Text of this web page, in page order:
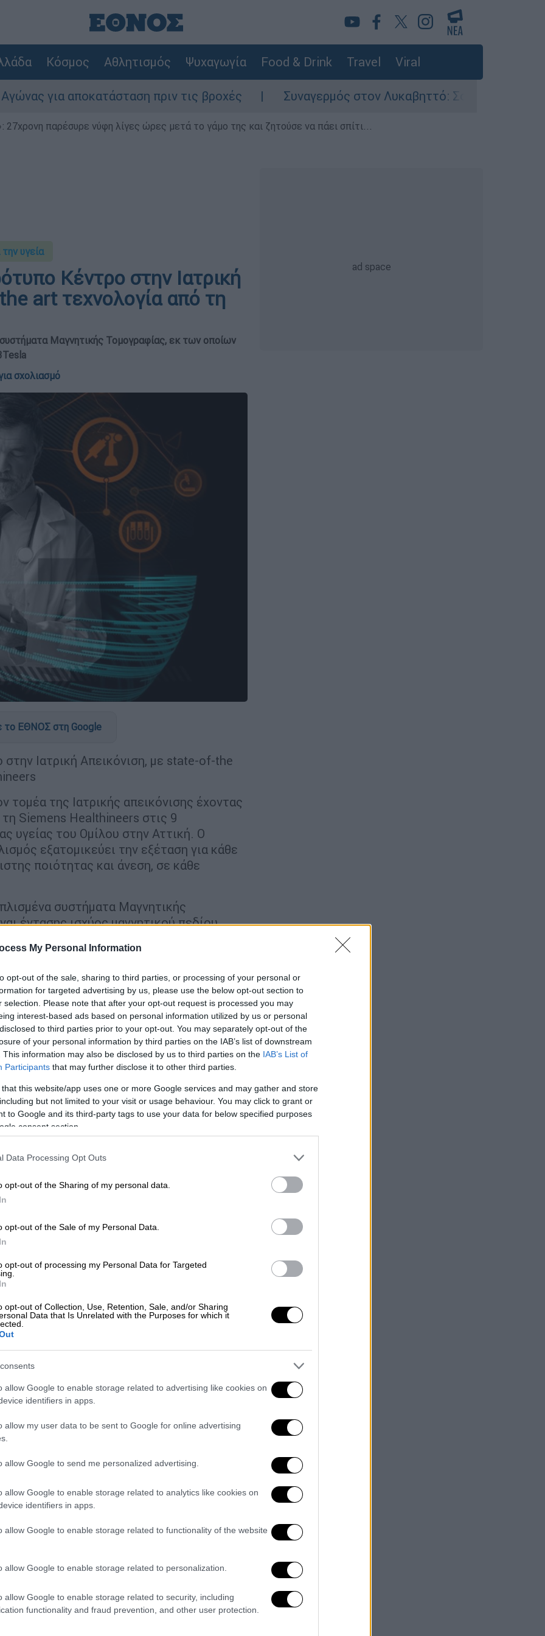
My Personal Information
opt-out of the sale, sharing to third parties, or processing of your personal or
for targeted advertising by us, please use the below opt-out section to
selection. Please note that after your opt-out request is processed you may
interest-based ads based on personal information utilized by us or personal
to third parties prior to your opt-out. You may separately opt-out of the
of your personal information by third parties on the IAB’s list of downstream
This information may also be disclosed by us to third parties on the IAB’s List of
Participants that may further disclose it to other third parties.
that this website/app uses one or more Google services and may gather and store
but not limited to your visit or usage behaviour. You may click to grant or
to Google and its third-party tags to use your data for below specified purposes
consent section.
Data Processing Opt Outs
opt-out of the Sharing of my personal data.
opt-out of the Sale of my Personal Data.
opt-out of processing my Personal Data for Targeted
opt-out of Collection, Use, Retention, Sale, and/or Sharing
Data that Is Unrelated with the Purposes for which it
allow Google to enable storage related to advertising like cookies on
identifiers in apps.
allow my user data to be sent to Google for online advertising
allow Google to send me personalized advertising.
allow Google to enable storage related to analytics like cookies on
identifiers in apps.
allow Google to enable storage related to functionality of the website
allow Google to enable storage related to personalization.
allow Google to enable storage related to security, including
functionality and fraud prevention, and other user protection.
Κόσμος Αθλητισμός Ψυχαγωγία Food & Drink Travel Viral
πριν τις βροχές Συναγερμός στον Λυκαβηττό: Σορός σε προχωρημένη
παρέσυρε νύφη λίγες ώρες μετά το γάμο της και ζητούσε να πάει σπίτι...
υγεία
Κέντρο στην Ιατρική
art τεχνολογία από τη
Μαγνητικής Τομογραφίας, εκ των οποίων
σχολιασμό
το ΕΘΝΟΣ στη Google
Ιατρική Απεικόνιση, με state-of-the
τομέα της Ιατρικής απεικόνισης έχοντας
Siemens Healthineers στις 9
υγείας του Ομίλου στην Αττική. Ο
εξατομικεύει την εξέταση για κάθε
ποιότητας και άνεση, σε κάθε
συστήματα Μαγνητικής
έντασης ισχύος μαγνητικού πεδίου
τομογράφοι 3Tesla
τεχνολογία Biomatrix, που
με βάση τα βιομετρικά στοιχεία του
με
ακόμα και σε ασθενείς, που
ή άλλες δύσκολες καταστάσεις, όπως
εμφυτεύματα. Ταυτόχρονα, διαθέτουν
με συμβατικούς μαγνητικούς
εικόνας, επιτρέποντας τη
από τις εξετάσεις ρουτίνας έως
τεχνολογία 3Tesla επιτρέπει
καθώς και τη διενέργεια ειδικών
καλύπτοντας
τομογραφία Καρδιάς, Ορθού,
αγγειογραφία, Λειτουργική-
τομογραφία εγκεφάλου, Μαγνητική
και ολόσωμη Μαγνητική
εξέτασης έως 50%, με ταυτόχρονη
διάρκεια εξέτασης για όλο το φάσμα
των ειδικών εξετάσεων, είναι 10-15
γανάτου είναι εφικτή σε λιγότερο